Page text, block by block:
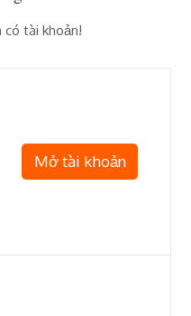
có tài khoản!
Mở tài khoản